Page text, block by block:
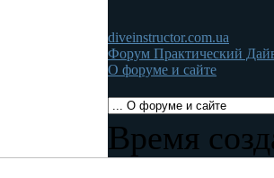
diveinstructor.com.ua
Форум Практический
О форуме и сайте
Время